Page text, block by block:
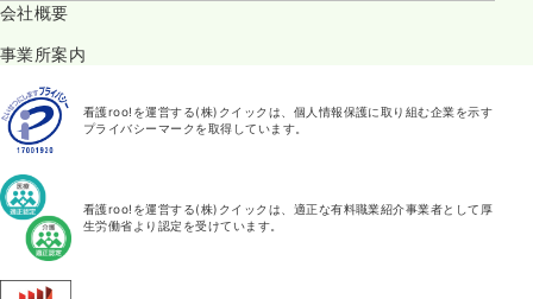
会社概要
事業所案内
看護roo!を運営する(株)クイックは、個人情報保護に取り組む企業を示す
プライバシーマークを取得しています。
看護roo!を運営する(株)クイックは、適正な有料職業紹介事業者として厚
生労働省より認定を受けています。